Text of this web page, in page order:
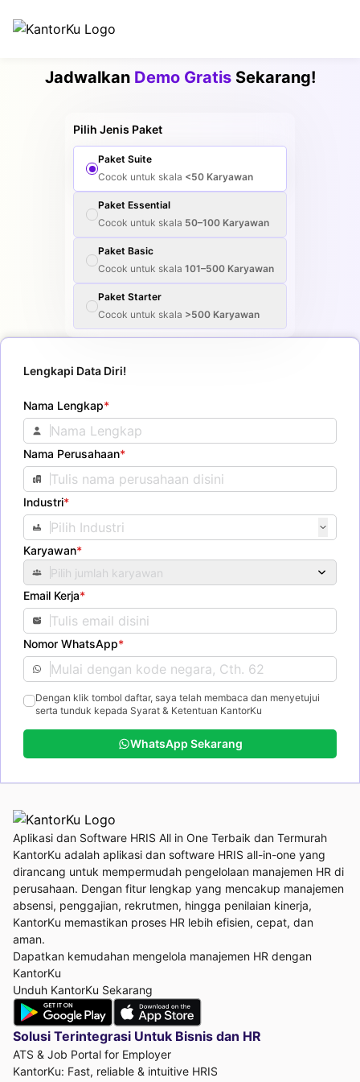
Jadwalkan Demo GratisSekarang!
Pilih Jenis Paket
Paket Suite
Cocok untuk skala <50 Karyawan
Paket Essential
Cocok untuk skala 50–100 Karyawan
Paket Basic
Cocok untuk skala 101–500 Karyawan
Paket Starter
Cocok untuk skala >500 Karyawan
Lengkapi Data Diri!
Nama Lengkap*
Nama Perusahaan*
Industri*
Karyawan*
Pilih jumlah karyawan
Email Kerja*
Nomor WhatsApp*
Dengan klik tombol daftar, saya telah membaca dan menyetujui
serta tunduk kepada Syarat & Ketentuan KantorKu
WhatsApp Sekarang
Aplikasi dan Software HRIS All in One Terbaik dan Termurah
KantorKu adalah aplikasi dan software HRIS all-in-one yang
dirancang untuk mempermudah pengelolaan manajemen HR di
perusahaan. Dengan fitur lengkap yang mencakup manajemen
absensi, penggajian, rekrutmen, hingga penilaian kinerja,
KantorKu memastikan proses HR lebih efisien, cepat, dan
aman.
Dapatkan kemudahan mengelola manajemen HR dengan
KantorKu
Unduh KantorKu Sekarang
Solusi Terintegrasi Untuk Bisnis dan HR
ATS & Job Portal for Employer
KantorKu: Fast, reliable & intuitive HRIS